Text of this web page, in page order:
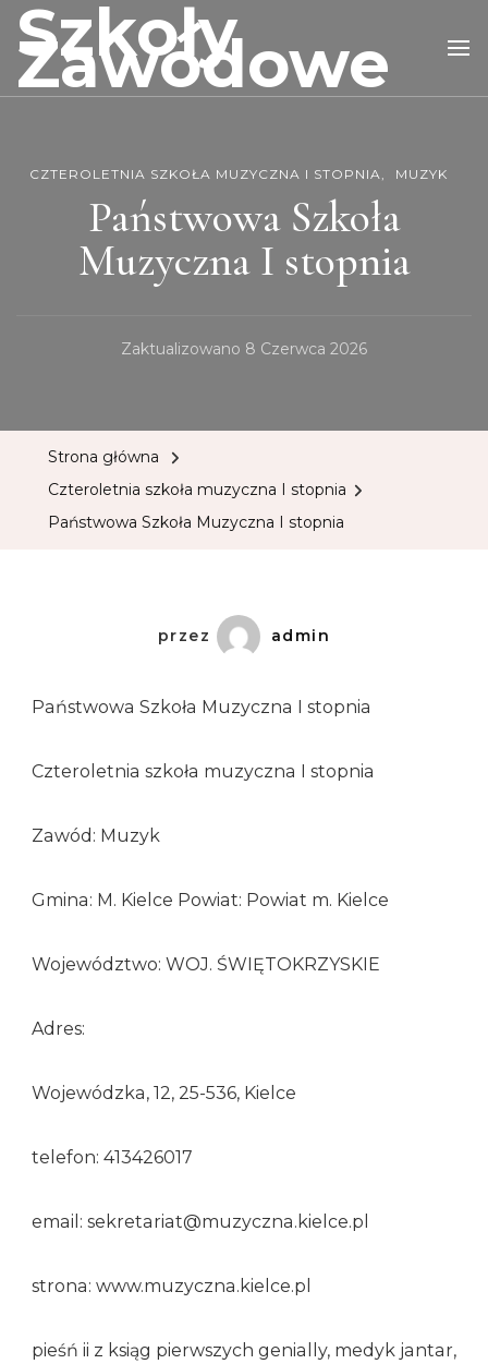
Szkoły
Zawodowe
CZTEROLETNIA SZKOŁA MUZYCZNA I STOPNIA MUZYK
Państwowa Szkoła
Muzyczna I stopnia
Zaktualizowano 8 Czerwca 2026
Strona główna
Czteroletnia szkoła muzyczna I stopnia
Państwowa Szkoła Muzyczna I stopnia
przez admin
Państwowa Szkoła Muzyczna I stopnia
Czteroletnia szkoła muzyczna I stopnia
Zawód: Muzyk
Gmina: M. Kielce Powiat: Powiat m. Kielce
Województwo: WOJ. ŚWIĘTOKRZYSKIE
Adres:
Wojewódzka, 12, 25-536, Kielce
telefon: 413426017
email: sekretariat@muzyczna.kielce.pl
strona: www.muzyczna.kielce.pl
pieśń ii z ksiąg pierwszych genially, medyk jantar,